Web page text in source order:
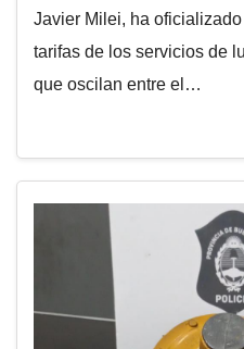
Javier Milei, ha
tarifas de los servicios de
que oscilan entre el…